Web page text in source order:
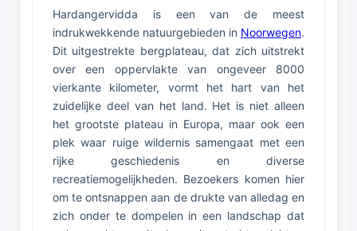
Hardangervidda is een van de meest
indrukwekkende natuurgebieden in Noorwegen.
Dit uitgestrekte bergplateau, dat zich uitstrekt
over een oppervlakte van ongeveer 8000
vierkante kilometer, vormt het hart van het
zuidelijke deel van het land. Het is niet alleen
het grootste plateau in Europa, maar ook een
plek waar ruige wildernis samengaat met een
rijke geschiedenis en diverse
recreatiemogelijkheden. Bezoekers komen hier
om te ontsnappen aan de drukte van alledag en
zich onder te dompelen in een landschap dat